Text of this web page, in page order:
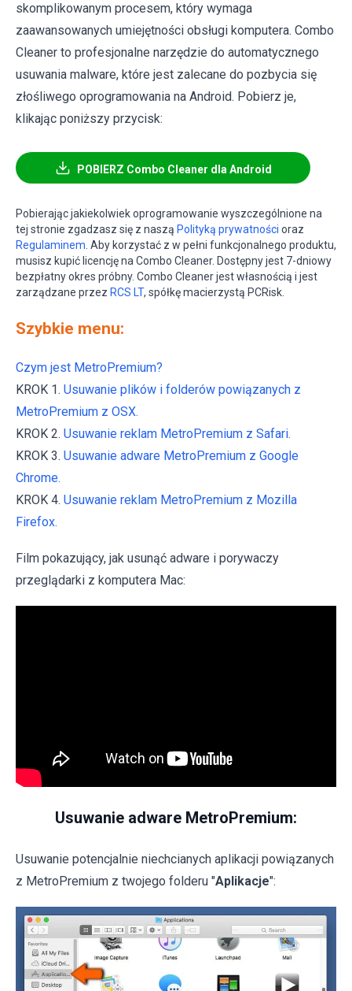
skomplikowanym procesem, który wymaga
zaawansowanych umiejętności obsługi komputera. Combo
Cleaner to profesjonalne narzędzie do automatycznego
usuwania malware, które jest zalecane do pozbycia się
złośliwego oprogramowania na Android. Pobierz je,
klikając poniższy przycisk:
POBIERZ Combo Cleaner dla Android
Pobierając jakiekolwiek oprogramowanie wyszczególnione na
tej stronie zgadzasz się z naszą Polityką prywatności oraz
Regulaminem . Aby korzystać z w pełni funkcjonalnego produktu,
musisz kupić licencję na Combo Cleaner. Dostępny jest 7-dniowy
bezpłatny okres próbny. Combo Cleaner jest własnością i jest
zarządzane przez RCS LT, spółkę macierzystą PCRisk.
Szybkie menu:
Czym jest MetroPremium?
KROK 1. Usuwanie plików i folderów powiązanych z
MetroPremium z OSX.
KROK 2. Usuwanie reklam MetroPremium z Safari.
KROK 3. Usuwanie adware MetroPremium z Google
Chrome.
KROK 4. Usuwanie reklam MetroPremium z Mozilla
Firefox.
Film pokazujący, jak usunąć adware i porywaczy
przeglądarki z komputera Mac:
Usuwanie adware MetroPremium:
Usuwanie potencjalnie niechcianych aplikacji powiązanych
z MetroPremium z twojego folderu "Aplikacje":